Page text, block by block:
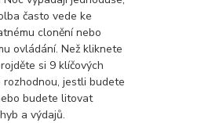
často vede ke
clonění nebo
ovládání. Než kliknete
si 9 klíčových
rozhodnou, jestli budete
budete litovat
a výdajů.